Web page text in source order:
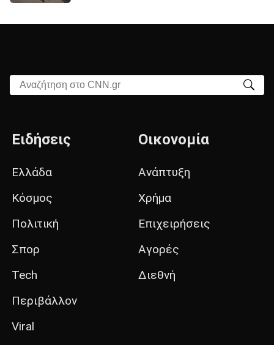
Αναζήτηση στο CNN.gr
Ειδήσεις
Ελλάδα
Κόσμος
Πολιτική
Σπορ
Tech
Περιβάλλον
Viral
Οικονομία
Ανάπτυξη
Χρήμα
Επιχειρήσεις
Αγορές
Διεθνή